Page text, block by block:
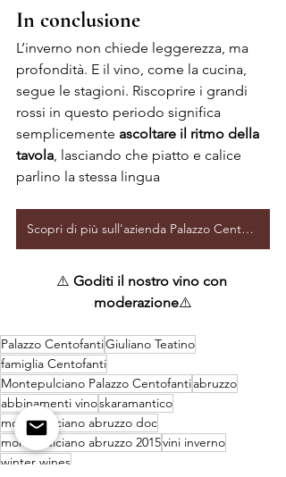
In conclusione
L’inverno non chiede leggerezza, ma
profondità. E il vino, come la cucina,
segue le stagioni. Riscoprire i grandi
rossi in questo periodo significa
semplicemente ascoltare il ritmo della
tavola, lasciando che piatto e calice
parlino la stessa lingua
Scopri di più sull'azienda Palazzo Centofanti
⚠️ Goditi il nostro vino con
moderazione⚠️
Palazzo CentofantiGiuliano Teatino
famiglia Centofanti
Montepulciano Palazzo Centofantiabruzzo
abbinamenti vinoskaramantico
montepulciano abruzzo doc
montepulciano abruzzo 2015vini inverno
winter wines